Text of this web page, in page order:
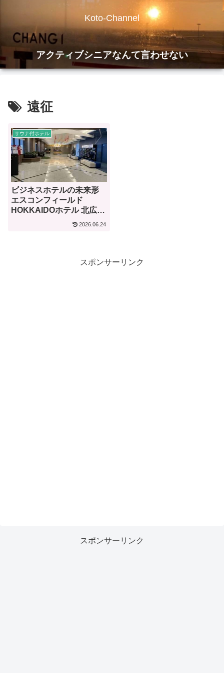
Koto-Channel
アクティブシニアなんて言わせない
遠征
サウナ付ホテル
ビジネスホテルの未来形
エスコンフィールド
HOKKAIDOホテル 北広島
2026.06.24
スポンサーリンク
スポンサーリンク